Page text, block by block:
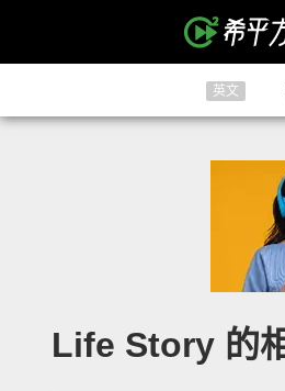
英文
Life Story 的